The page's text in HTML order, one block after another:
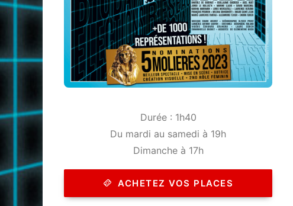
Durée : 1h40
Du mardi au samedi à 19h
Dimanche à 17h
ACHETEZ VOS PLACES